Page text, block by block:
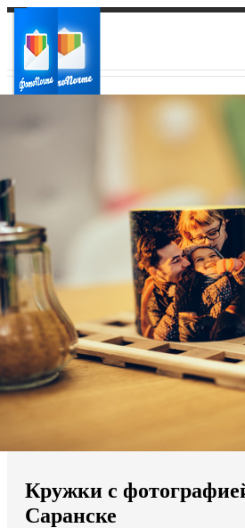
Ваш регион доставки
Выберите из списка:
Мы доставляем по всему миру
Продолжить без города
Кружки с
Саранске